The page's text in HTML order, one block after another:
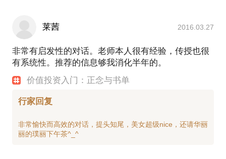
莱茜 2016.03.27
非常有启发性的对话。老师本人很有经验，传授也很
有系统性。推荐的信息够我消化半年的。
价值投资入门：正念与书单
行家回复
非常愉快而高效的对话，提头知尾，美女超级nice，还请华丽